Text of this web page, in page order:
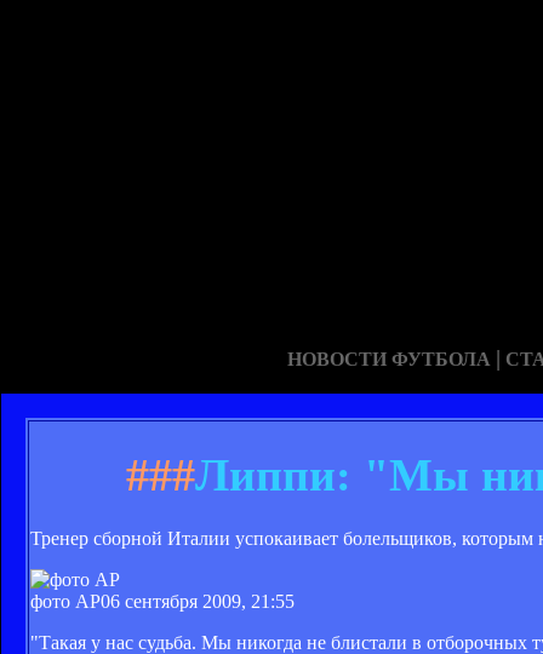
НОВОСТИ ФУТБОЛА |
###Липпи: "Мы
Тренер сборной Италии успокаивает болельщиков,
фото AP06 сентября 2009, 21:55
"Такая у нас судьба. Мы никогда не блистали в